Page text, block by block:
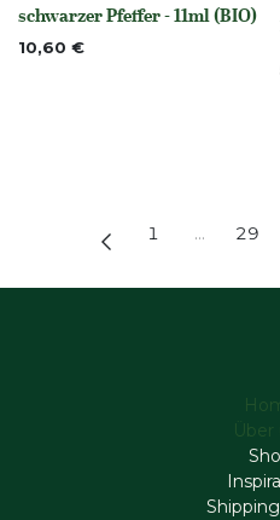
None
schwarzer Pfeffer - 11ml (BIO)
10,60 €
1 … 29
Über